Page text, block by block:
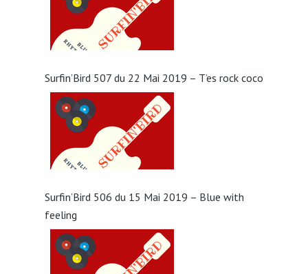
Surfin’Bird 507 du 22 Mai 2019 – T’es rock coco
Surfin’Bird 506 du 15 Mai 2019 – Blue with
feeling